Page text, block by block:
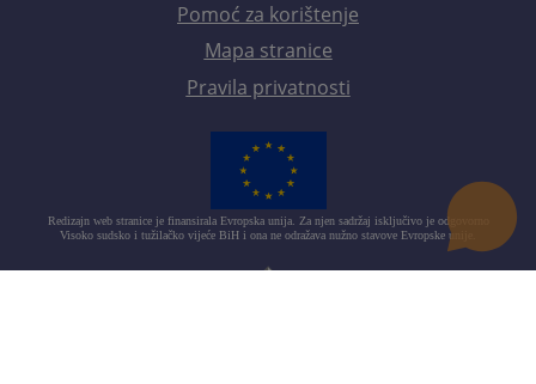
Pomoć za korištenje
Mapa stranice
Pravila privatnosti
Redizajn web stranice je finansirala Evropska unija. Za njen sadržaj isključivo je odgovorno
Visoko sudsko i tužilačko vijeće BiH i ona ne odražava nužno stavove Evropske unije.